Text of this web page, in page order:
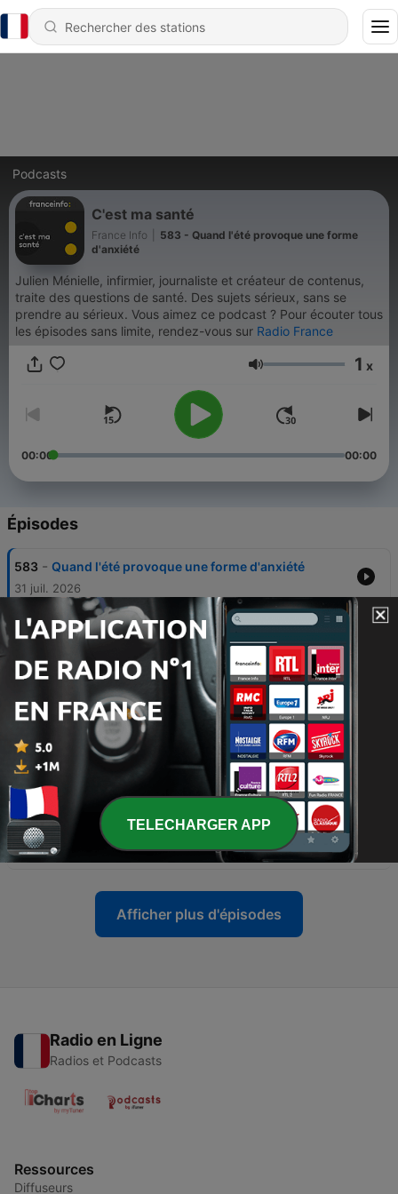
Podcasts
C'est ma santé
France Info
583 - Quand l'été provoque une forme
d'anxiété
Julien Ménielle, infirmier, journaliste et créateur de contenus,
traite des questions de santé. Des sujets sérieux, sans se
prendre au sérieux. Vous aimez ce podcast ? Pour écouter tous
les épisodes sans limite, rendez-vous sur Radio France
Volume 1 x
00:00 00:00
Épisodes
583 - Quand l'été provoque une forme d'anxiété
31 juil. 2026
582 - Pour quelles raisons ça continue de tanguer
quand on descend d'un bateau ?
30 juil. 2026
Pour quelles raisons la mer nous fait-elle du bien
580 - Pour quelles raisons le rosé fait-il autant mal à la
27 juil. 2026
579 - Les yeux clairs sont-ils plus sensibles ?
24 juil. 2026
Afficher plus d'épisodes
Radio en Ligne
Radios et Podcasts
Ressources
Diffuseurs
TELECHARGER APP